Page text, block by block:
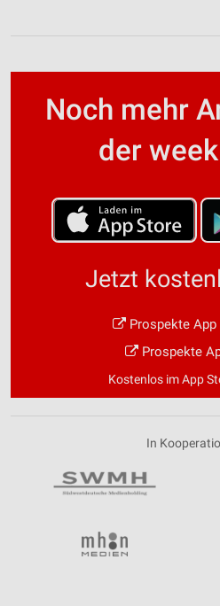
Noch mehr
der
Jetzt
Prospekte App
Prospekte
Kostenlos im App
In